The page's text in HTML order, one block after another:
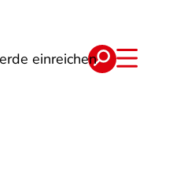
einreichen
& Ernährung